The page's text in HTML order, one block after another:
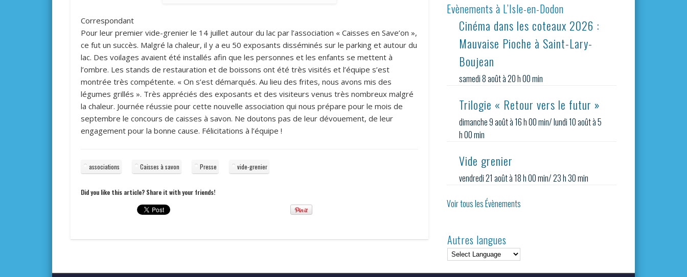
Correspondant
Pour leur premier vide-grenier le 14 juillet autour du lac par l’association « Caisses en Save’on »,
ce fut un succès. Malgré la chaleur, il y a eu 50 exposants disséminés sur le parking et autour du
lac. Des voilages avaient été installés afin que les personnes et les enfants se mettent à
l’ombre. Les stands de restauration et de boissons ont été très visités et l’équipe s’est
montrée très compétente. « On s’est démarqués. Au lieu des frites, nous avons mis des
légumes grillés ». Très appréciés des exposants et des visiteurs venus très nombreux malgré
la chaleur. Journée réussie pour cette nouvelle association qui nous prépare pour le mois de
septembre le concours de caisses à savon. Ne doutons pas de leur dévouement, de leur
engagement pour la bonne cause. Félicitations à l’équipe !
associations Caisses à savon Presse vide-grenier
Did you like this article? Share it with your friends!
Evènements à L’Isle-en-Dodon
Cinéma dans les coteaux 2026 :
Mauvaise Pioche à Saint-Lary-
Boujean
samedi 8 août à 20 h 00 min
Trilogie « Retour vers le futur »
dimanche 9 août à 16 h 00 min/lundi 10 août à 5
h 00 min
Vide grenier
vendredi 21 août à 18 h 00 min/23 h 30 min
Voir tous les Évènements
Autres langues